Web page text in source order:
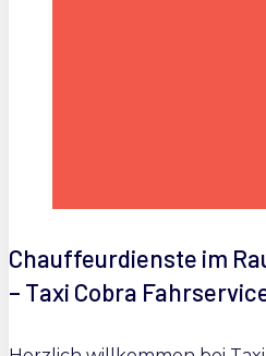
Chauffeurdienste im
– Taxi Cobra